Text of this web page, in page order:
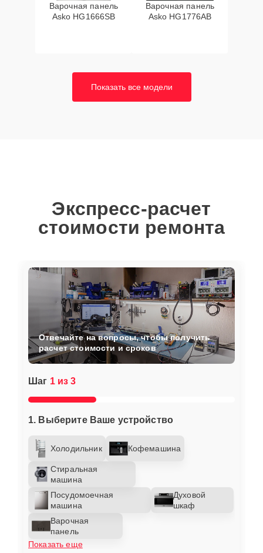
Варочная панель
Asko HG1666SB
Варочная панель
Asko HG1776AB
Показать все модели
Экспресс-расчет
стоимости ремонта
Шаг 1 из 3
1. Выберите Ваше устройство
Холодильник Кофемашина
Стиральная
машина
Посудомоечная
машина
Духовой
шкаф
Варочная
панель
Показать еще
Отвечайте на вопросы, чтобы получить
расчет стоимости и сроков